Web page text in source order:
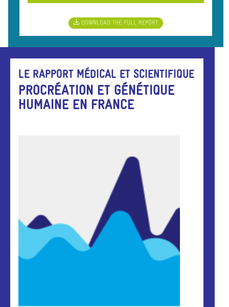
DOWNLOAD THE FULL REPORT
LE RAPPORT MÉDICAL ET SCIENTIFIQUE
PROCRÉATION ET GÉNÉTIQUE
HUMAINE EN FRANCE